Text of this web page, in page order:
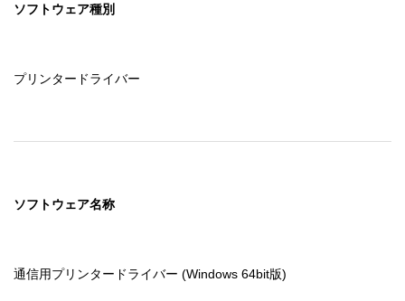
配布ソフトウェアの著作権は、特に記載のあるものを除き
ソフトウェア種別
プリンタードライバー
ソフトウェア名称
通信用プリンタードライバー (Windows 64bit版)